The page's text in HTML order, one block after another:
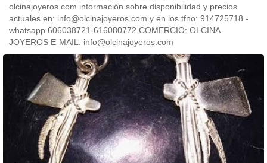
olcinajoyeros.com información sobre disponibilidad y precios
actuales en: info@olcinajoyeros.com y en los tfno: 914725718 -
whatsapp 606038721-616080772 COMERCIO: OLCINA
JOYEROS E-MAIL: info@olcinajoyeros.com